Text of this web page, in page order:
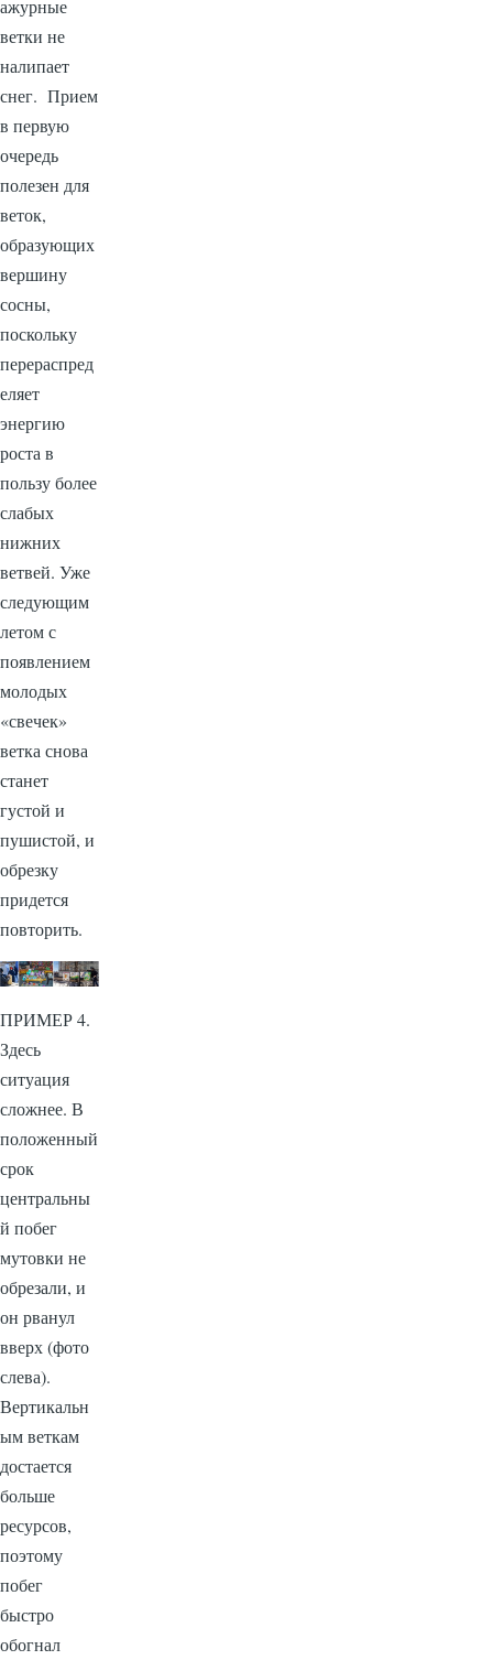
ажурные
ветки не
налипает
снег. Прием
в первую
очередь
полезен для
веток,
образующих
вершину
сосны,
поскольку
перераспред
еляет
энергию
роста в
пользу более
слабых
нижних
ветвей. Уже
следующим
летом с
появлением
молодых
«свечек»
ветка снова
станет
густой и
пушистой, и
обрезку
придется
повторить.
ПРИМЕР 4.
Здесь
ситуация
сложнее. В
положенный
срок
центральны
й побег
мутовки не
обрезали, и
он рванул
вверх (фото
слева).
Вертикальн
ым веткам
достается
больше
ресурсов,
поэтому
побег
быстро
обогнал